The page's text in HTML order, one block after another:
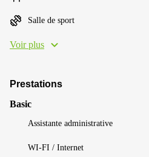
Salle de sport
Voir plus
Prestations
Basic
Assistante administrative
WI-FI / Internet